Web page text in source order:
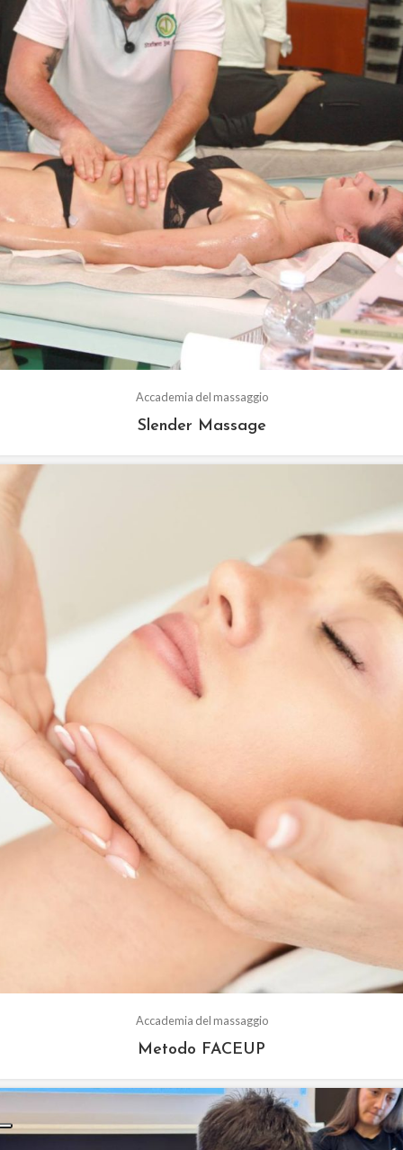
Accademia del massaggio
Slender Massage
Accademia del massaggio
Metodo FACEUP